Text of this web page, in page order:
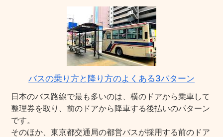
バスの乗り方と降り方のよくある3パターン
日本のバス路線で最も多いのは、横のドアから乗車して
整理券を取り、前のドアから降車する後払いのパターン
です。
そのほか、東京都交通局の都営バスが採用する前のドア